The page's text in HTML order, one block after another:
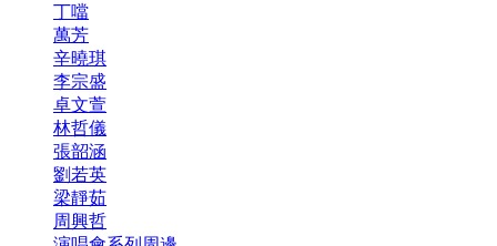
丁噹
萬芳
辛曉琪
李宗盛
卓文萱
林哲儀
張韶涵
劉若英
梁靜茹
周興哲